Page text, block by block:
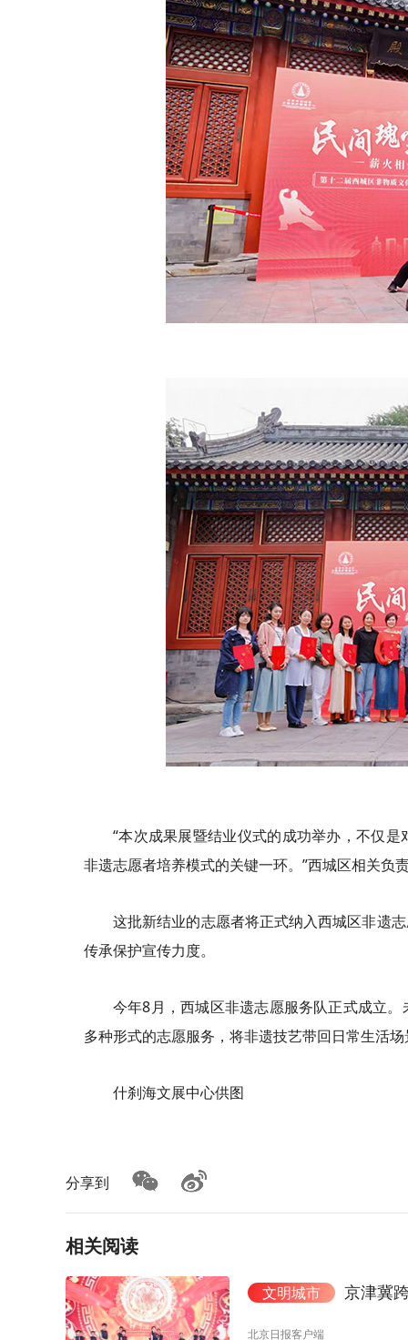
“本次成果展暨结业仪式的成功举办，不仅
非遗志愿者培养模式的关键一环。”西城区相关负
这批新结业的志愿者将正式纳入西城区非遗
传承保护宣传力度。
今年8月，西城区非遗志愿服务队正式成立
多种形式的志愿服务，将非遗技艺带回日常生活
什刹海文展中心供图
分享到
相关阅读
文明城市 京津冀
北京日报客户端